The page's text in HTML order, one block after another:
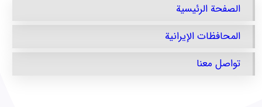
الصفحة الرئيسية
المحافظات الإيرانية
تواصل معنا